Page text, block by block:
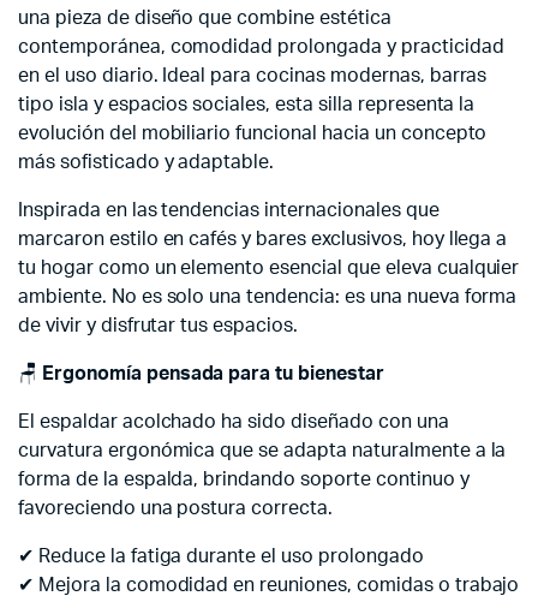
una pieza de diseño que combine estética
contemporánea, comodidad prolongada y practicidad
en el uso diario. Ideal para cocinas modernas, barras
tipo isla y espacios sociales, esta silla representa la
evolución del mobiliario funcional hacia un concepto
más sofisticado y adaptable.
Inspirada en las tendencias internacionales que
marcaron estilo en cafés y bares exclusivos, hoy llega a
tu hogar como un elemento esencial que eleva cualquier
ambiente. No es solo una tendencia: es una nueva forma
de vivir y disfrutar tus espacios.
🪑 Ergonomía pensada para tu bienestar
El espaldar acolchado ha sido diseñado con una
curvatura ergonómica que se adapta naturalmente a la
forma de la espalda, brindando soporte continuo y
favoreciendo una postura correcta.
✔ Reduce la fatiga durante el uso prolongado
✔ Mejora la comodidad en reuniones, comidas o trabajo